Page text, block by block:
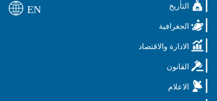
التأريخ
الجغرافية
الادارة والاقتصاد
القانون
الاعلام
EN